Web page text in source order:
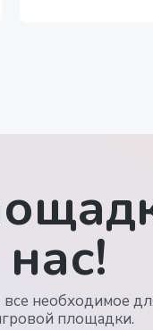
необходимое
площадки.